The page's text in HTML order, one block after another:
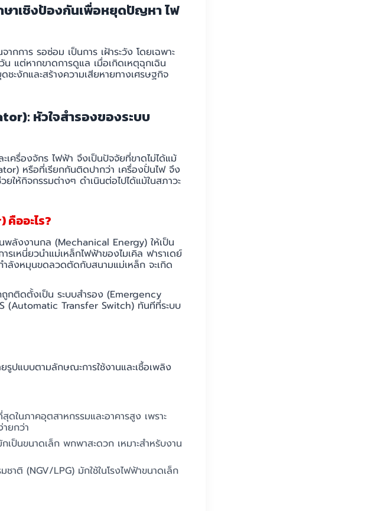
ษาเชิงป้องกันเพื่อหยุดปัญหา ไฟ
กการ รอซ่อม เป็นการ เฝ้าระวัง โดยเฉพาะ
น แต่หากขาดการดูแล เมื่อเกิดเหตุฉุกเฉิน
ะงักและสร้างความเสียหายทางเศรษฐกิจ
หัวใจสำรองของระบบ
เครื่องจักร ไฟฟ้า จึงเป็นปัจจัยที่ขาดไม่ได้แม้
หรือที่เรียกกันติดปากว่า เครื่องปั่นไฟ จึง
ให้กิจกรรมต่างๆ ดำเนินต่อไปได้แม้ในสภาวะ
คืออะไร?
ลังงานกล (Mechanical Energy) ให้เป็น
เหนี่ยวนำแม่เหล็กไฟฟ้าของไมเคิล ฟาราเดย์
ลังหมุนขดลวดตัดกับสนามแม่เหล็ก จะเกิด
ถูกติดตั้งเป็น ระบบสำรอง (Emergency
(Automatic Transfer Switch) ทันทีที่ระบบ
รูปแบบตามลักษณะการใช้งานและเชื้อเพลิง
ดในภาคอุตสาหกรรมและอาคารสูง เพราะ
ยกว่า
เป็นขนาดเล็ก พกพาสะดวก เหมาะสำหรับงาน
มชาติ (NGV/LPG) มักใช้ในโรงไฟฟ้าขนาดเล็ก